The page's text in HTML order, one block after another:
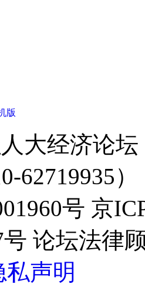
版
大经济论
62719935）
号 京
号 论坛法律
声明